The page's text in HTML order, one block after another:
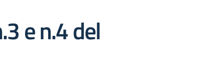
e n.4 del